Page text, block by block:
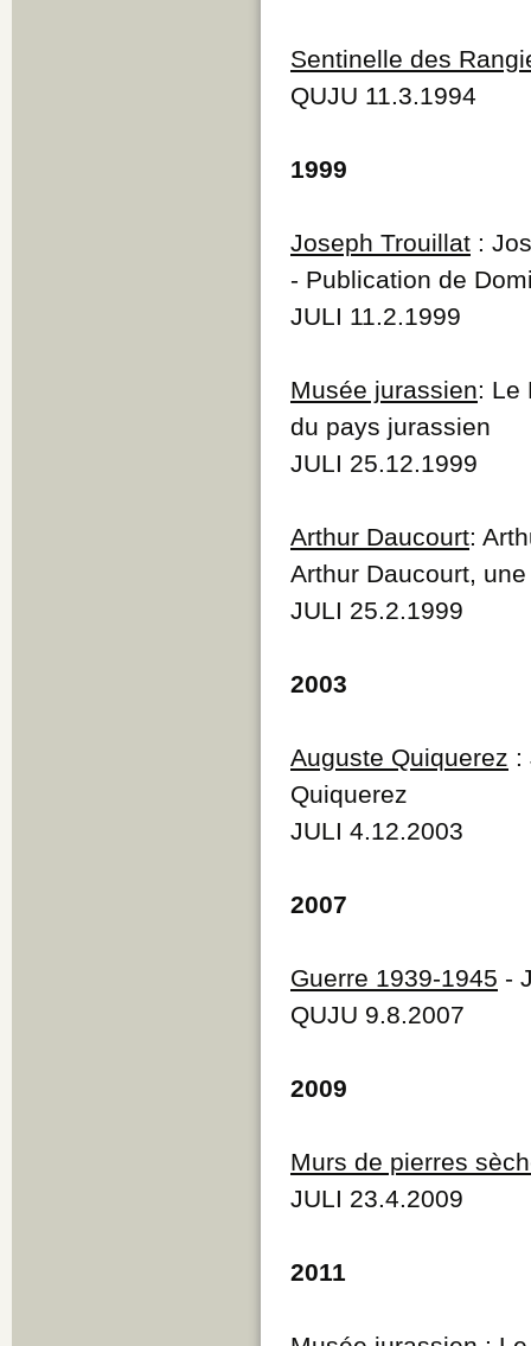
Sentinelle des
QUJU 11.3.1994
1999
Joseph Trouillat :
- Publication de
JULI 11.2.1999
Musée jurassien: Le
du pays jurassien
JULI 25.12.1999
Arthur Daucourt:
Arthur Daucourt,
JULI 25.2.1999
2003
Auguste Quiquerez :
Quiquerez
JULI 4.12.2003
2007
Guerre 1939-1945 -
QUJU 9.8.2007
2009
Murs de pierres
JULI 23.4.2009
2011